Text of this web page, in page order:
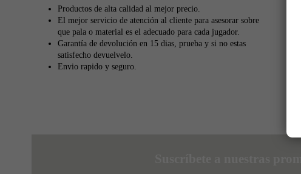
Productos de alta calidad al mejor precio.
El mejor servicio de atención al cliente para asesorar sobre
que pala o material es el adecuado para cada jugador.
Garantía de devolución en 15 dias, prueba y si no estas
satisfecho devuelvelo.
Envio rapido y seguro.